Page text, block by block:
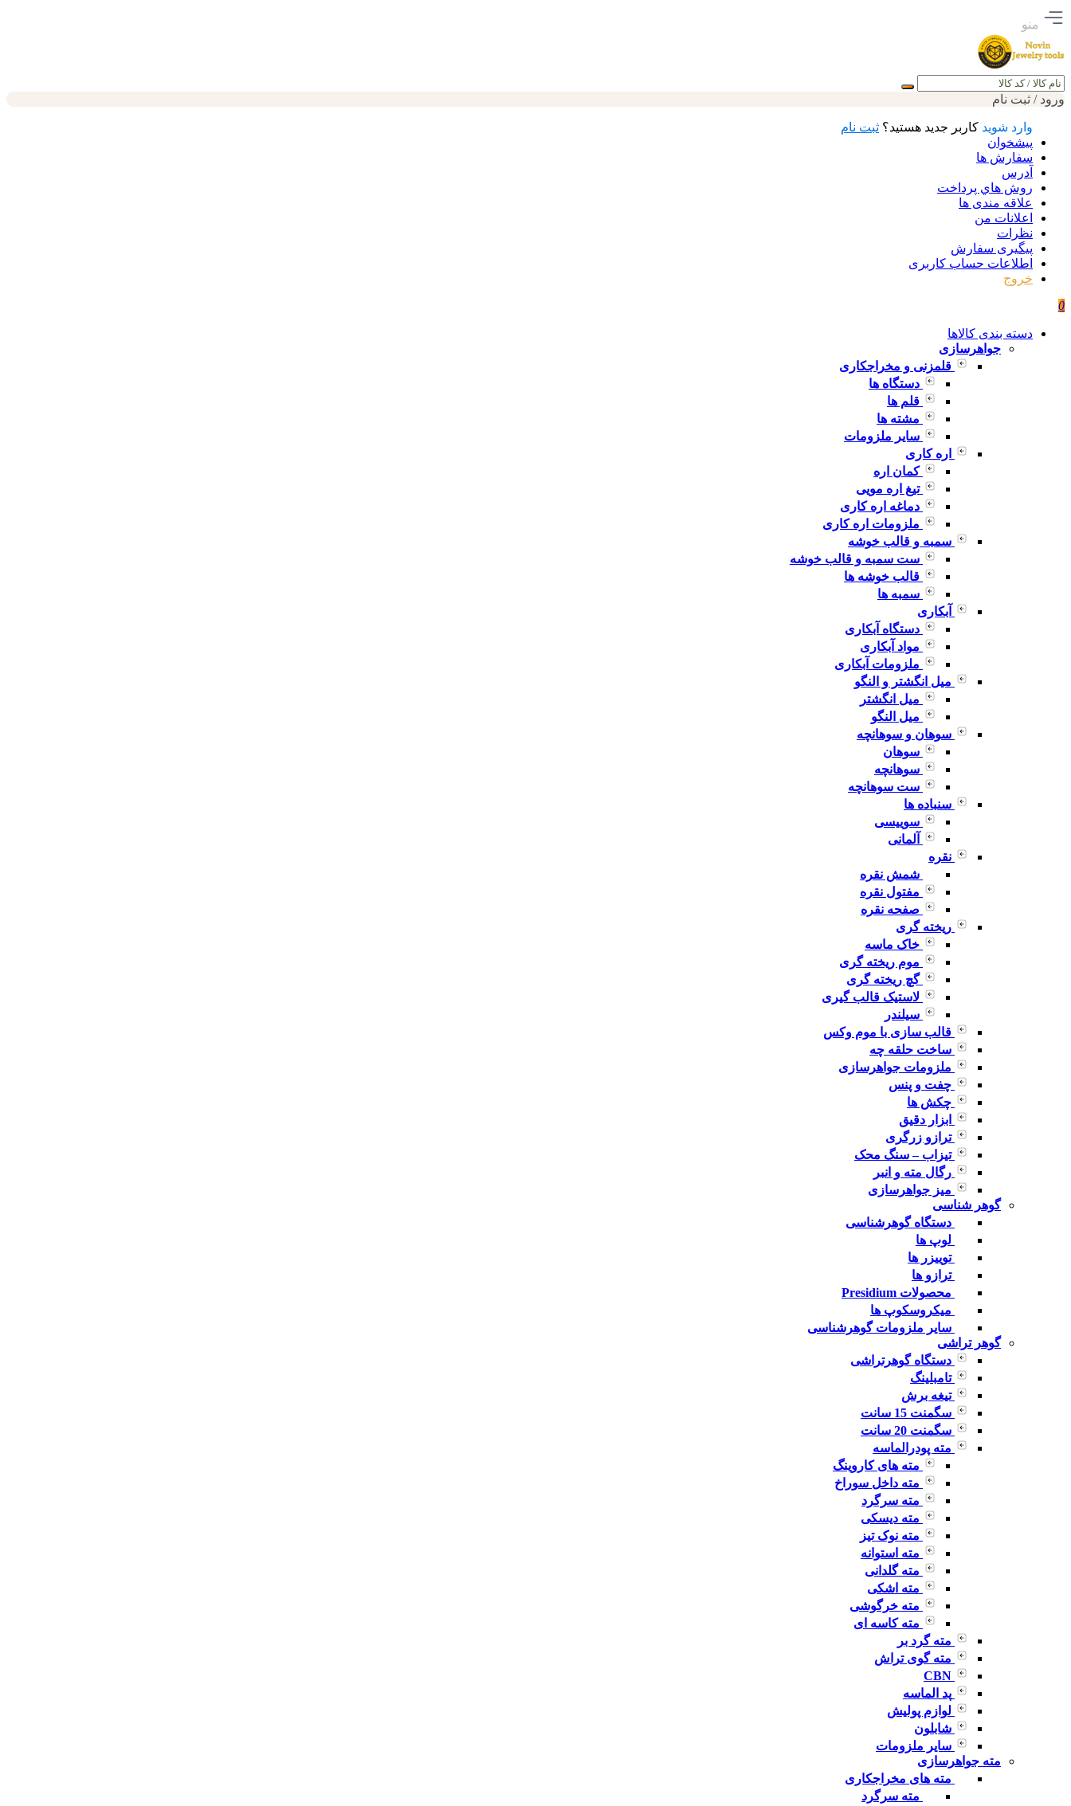
منو
جستجو
ورود / ثبت نام
وارد شوید کاربر جدید هستید؟ ثبت نام
پیشخوان
سفارش ها
آدرس
روش هاي پرداخت
علاقه مندی ها
اعلانات من
نظرات
پیگیری سفارش
اطلاعات حساب كاربری
خروج
0
دسته بندی کالاها
جواهرسازی
قلمزنی و مخراجکاری
دستگاه ها
قلم ها
مشته ها
سایر ملزومات
اره کاری
کمان اره
تیغ اره مویی
دماغه اره کاری
ملزومات اره کاری
سمبه و قالب خوشه
ست سمبه و قالب خوشه
قالب خوشه ها
سمبه ها
آبکاری
دستگاه آبکاری
مواد آبکاری
ملزومات آبکاری
میل انگشتر و النگو
میل انگشتر
میل النگو
سوهان و سوهانچه
سوهان
سوهانچه
ست سوهانچه
سنباده ها
سوییسی
آلمانی
نقره
شمش نقره
مفتول نقره
صفحه نقره
ریخته گری
خاک ماسه
موم ریخته گری
گچ ریخته گری
لاستیک قالب گیری
سیلندر
قالب سازی با موم وکس
ساخت حلقه چه
ملزومات جواهرسازی
چفت و پنس
چکش ها
ابزار دقیق
ترازو زرگری
تیزاب – سنگ محک
رگال مته و انبر
میز جواهرسازی
گوهر شناسی
دستگاه گوهرشناسی
لوپ ها
توییزر ها
ترازو ها
محصولات Presidium
میکروسکوپ ها
سایر ملزومات گوهرشناسی
گوهر تراشی
دستگاه گوهرتراشی
تامبلینگ
تیغه برش
سگمنت 15 سانت
سگمنت 20 سانت
مته پودرالماسه
مته های کاروینگ
مته داخل سوراخ
مته سرگرد
مته دیسکی
مته نوک تیز
مته استوانه
مته گلدانی
مته اشکی
مته خرگوشی
مته کاسه ای
مته گرد بر
مته گوی تراش
CBN
پد الماسه
لوازم پولیش
شابلون
سایر ملزومات
مته جواهرسازی
مته های مخراجکاری
مته سرگرد